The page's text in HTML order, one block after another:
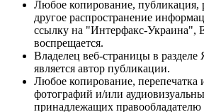
Любое копирование, публикация,
другое распространение
ссылку на "Интерфакс-Украина",
воспрещается.
Владелец веб-страницы в разделе
является автор публикации.
Любое копирование, перепечатка
фотографий и/или
принадлежащих правообладателю